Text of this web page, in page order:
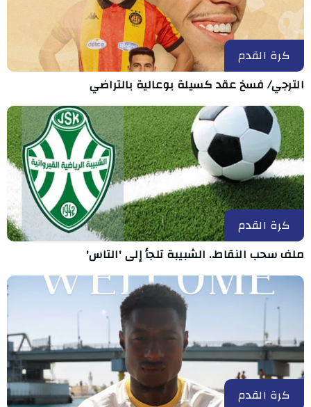
كرة القدم
الترجي/ فسخ عقد كسيلة بوعالية بالتراضي
كرة القدم
ملف سحب النقاط.. الشبيبة تلجأ إلى 'التاس'
كرة القدم